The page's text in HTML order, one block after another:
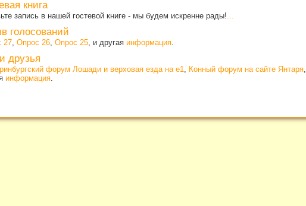
книга
запись в нашей гостевой книге - мы будем искренне рады!...
голосований
27, Опрос 26, Опрос 25, и другая информация.
друзья
форум Лошади и верховая езда на e1, Конный форум на сайте Янтаря,
информация.